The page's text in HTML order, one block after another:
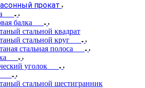
прокат
балка
стальной квадрат
стальной круг
стальная полоса
уголок
стальной шестигранник